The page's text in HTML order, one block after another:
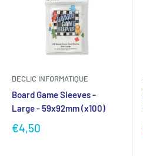
DECLIC INFORMATIQUE
Board Game Sleeves -
Large - 59x92mm (x100)
€4,50